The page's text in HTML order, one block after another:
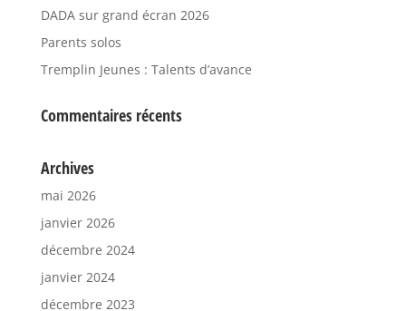
DADA sur grand écran 2026
Parents solos
Tremplin Jeunes : Talents d’avance
Commentaires récents
Archives
mai 2026
janvier 2026
décembre 2024
janvier 2024
décembre 2023